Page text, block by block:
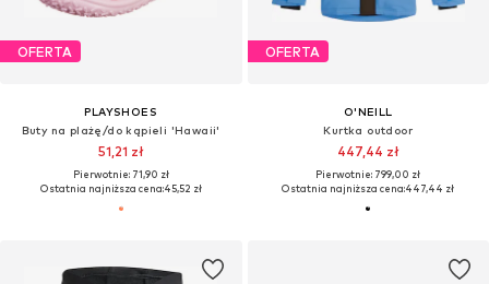
OFERTA
PLAYSHOES
Buty na plażę/do kąpieli 'Hawaii'
51,21 zł
Pierwotnie: 71,90 zł
Ostatnia najniższa cena:45,52 zł
OFERTA
O'NEILL
Kurtka outdoor
447,44 zł
Pierwotnie: 799,00 zł
Ostatnia najniższa cena:447,44 zł